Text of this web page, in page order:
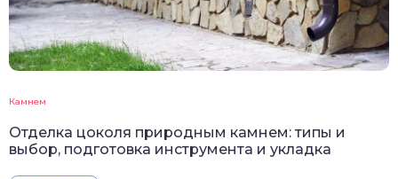
Камнем
Отделка цоколя природным камнем: типы и
выбор, подготовка инструмента и укладка